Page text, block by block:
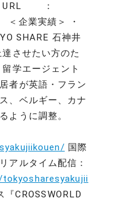
URL ：
＜企業実績＞ ・
SHARE 石神井
させたい方のた
学エージェント
者が英語・フラン
、ベルギー、カナ
ように調整。
国際
アルタイム配信：
『CROSSWORLD